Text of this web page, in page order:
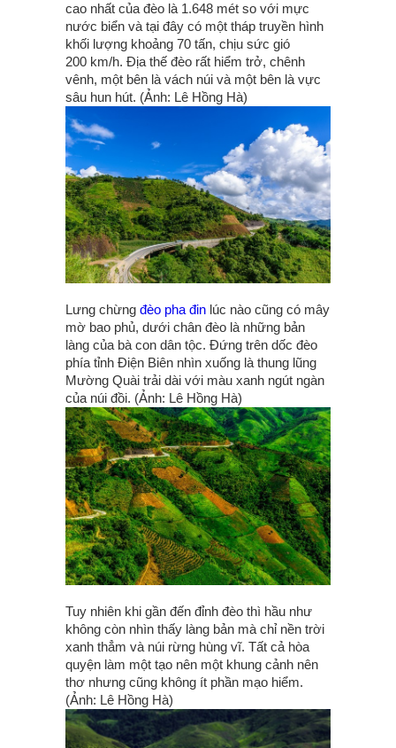
cao nhất của đèo là 1.648 mét so với mực
nước biển và tại đây có một tháp truyền hình
khối lượng khoảng 70 tấn, chịu sức gió
200 km/h. Địa thế đèo rất hiểm trở, chênh
vênh, một bên là vách núi và một bên là vực
sâu hun hút. (Ảnh: Lê Hồng Hà)
Lưng chừng đèo pha đin lúc nào cũng có mây
mờ bao phủ, dưới chân đèo là những bản
làng của bà con dân tộc. Đứng trên dốc đèo
phía tỉnh Điện Biên nhìn xuống là thung lũng
Mường Quài trải dài với màu xanh ngút ngàn
của núi đồi. (Ảnh: Lê Hồng Hà)
Tuy nhiên khi gần đến đỉnh đèo thì hầu như
không còn nhìn thấy làng bản mà chỉ nền trời
xanh thẳm và núi rừng hùng vĩ. Tất cả hòa
quyện làm một tạo nên một khung cảnh nên
thơ nhưng cũng không ít phần mạo hiểm.
(Ảnh: Lê Hồng Hà)